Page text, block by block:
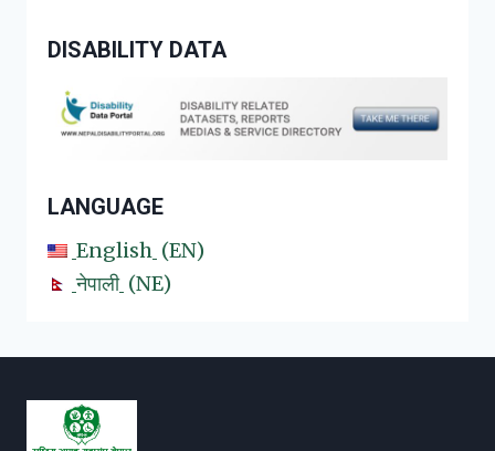
DISABILITY DATA
LANGUAGE
English
EN
नेपाली
NE